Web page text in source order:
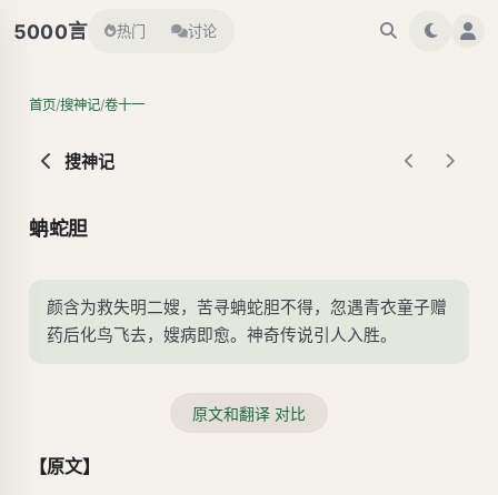
5000言 热门 讨论
首页/搜神记/卷十一
搜神记
蚺蛇胆
颜含为救失明二嫂，苦寻蚺蛇胆不得，忽遇青衣童子赠
药后化鸟飞去，嫂病即愈。神奇传说引人入胜。
原文和翻译 对比
【原文】